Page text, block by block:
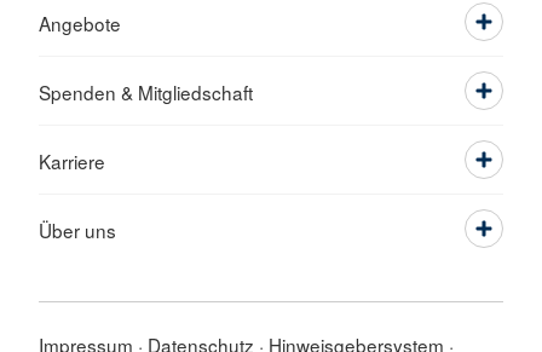
Angebote
Spenden & Mitgliedschaft
Karriere
Über uns
Impressum Datenschutz Hinweisgebersystem